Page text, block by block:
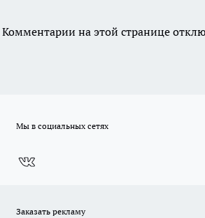
Комментарии на этой странице
Мы в социальных сетях
Заказать рекламу